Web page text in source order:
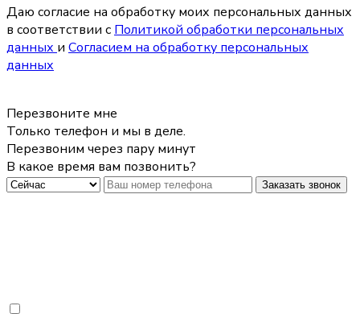
Даю согласие на обработку моих персональных данных
в соответствии с Политикой обработки персональных
данных и Согласием на обработку персональных
данных
Перезвоните мне
Только телефон и мы в деле.
Перезвоним через пару минут
В какое время вам позвонить?
Заказать звонок